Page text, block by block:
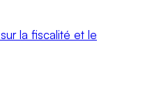
la fiscalité et le